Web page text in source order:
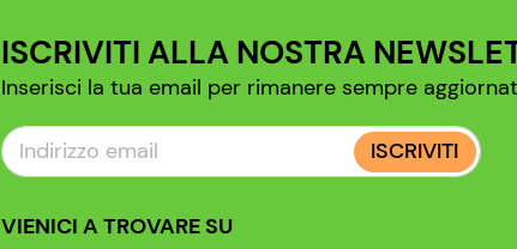
ISCRIVITI ALLA NOSTRA
Inserisci la tua email per rimanere sempre
ISCRIVITI
VIENICI A TROVARE SU